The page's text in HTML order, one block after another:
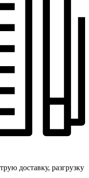
доставку, разгрузку